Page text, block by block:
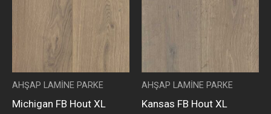
AHŞAP LAMİNE PARKE
Michigan FB Hout XL
AHŞAP LAMİNE PARKE
Kansas FB Hout XL